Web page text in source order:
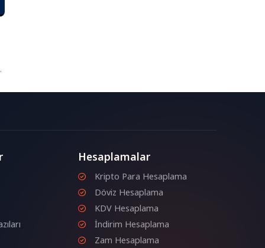
Hesaplamalar
Kripto Para Hesaplama
Döviz Hesaplama
KDV Hesaplama
İndirim Hesaplama
Zam Hesaplama